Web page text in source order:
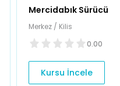
Mercidabık Sürücü
Merkez / Kilis
0.00
Kursu İncele